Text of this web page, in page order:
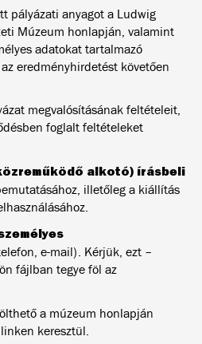
pályázati anyagot a Ludwig
Múzeum honlapján, valamint
adatokat tartalmazó
eredményhirdetést követően
megvalósításának feltételeit,
foglalt feltételeket
alkotó) írásbeli
illetőleg a kiállítás
e-mail). Kérjük, ezt –
fájlban tegye föl az
a múzeum honlapján
keresztül.